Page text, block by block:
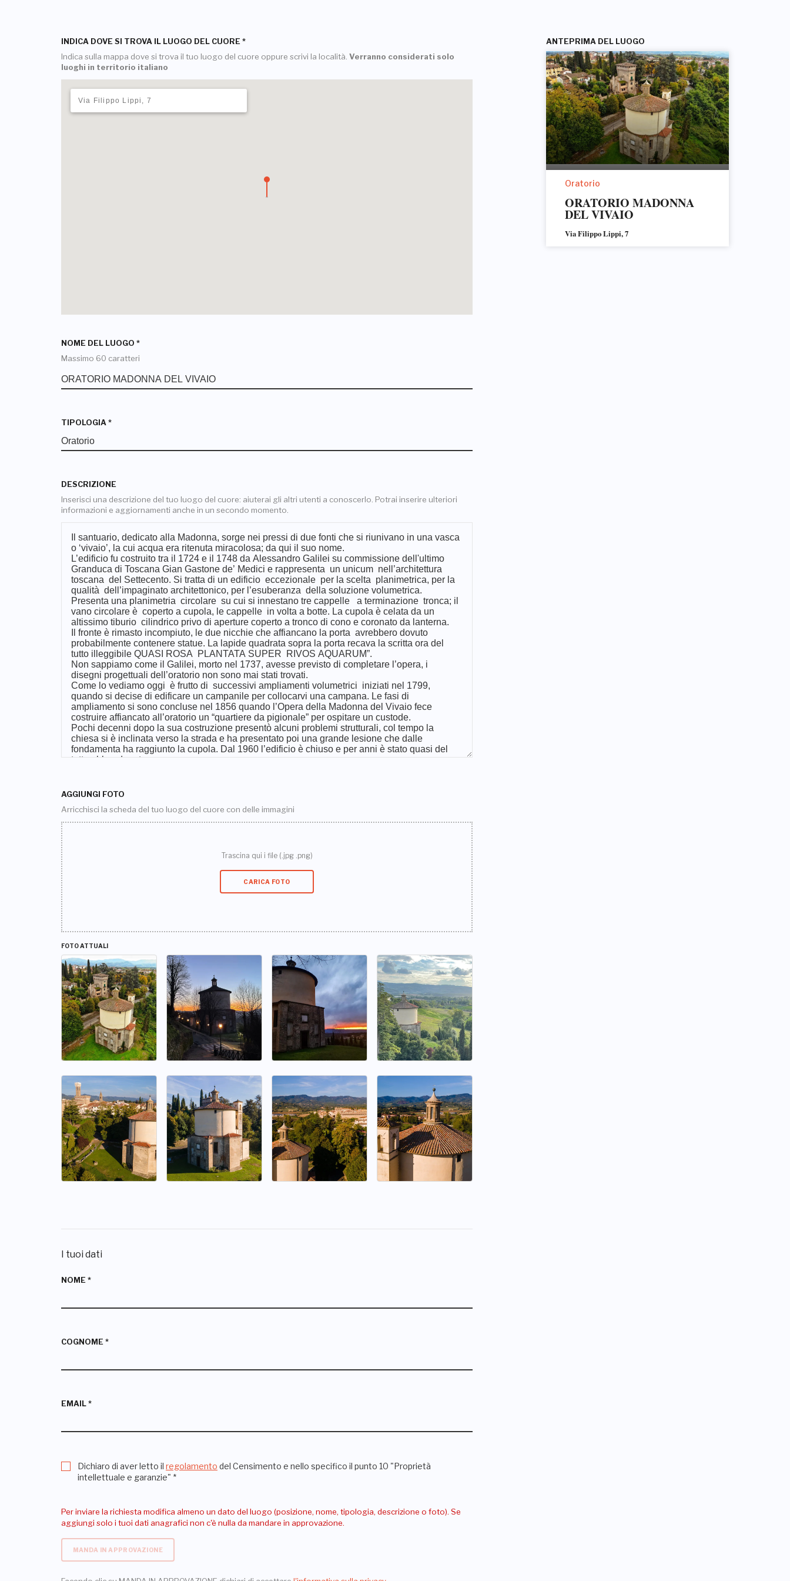
INDICA DOVE SI TROVA IL LUOGO DEL CUORE *
Indica sulla mappa dove si trova il tuo luogo del cuore oppure scrivi la località. Verranno considerati solo
luoghi in territorio italiano
NOME DEL LUOGO *
Massimo 60 caratteri
TIPOLOGIA *
DESCRIZIONE
Inserisci una descrizione del tuo luogo del cuore: aiuterai gli altri utenti a conoscerlo. Potrai inserire ulteriori
informazioni e aggiornamenti anche in un secondo momento.
AGGIUNGI FOTO
Arricchisci la scheda del tuo luogo del cuore con delle immagini
Trascina qui i file (.jpg .png)
CARICA FOTO
FOTO ATTUALI
I tuoi dati
NOME *
COGNOME *
EMAIL *
Dichiaro di aver letto il regolamento del Censimento e nello specifico il punto 10 "Proprietà
intellettuale e garanzie" *
Per inviare la richiesta modifica almeno un dato del luogo (posizione, nome, tipologia, descrizione o foto). Se
aggiungi solo i tuoi dati anagrafici non c'è nulla da mandare in approvazione.
MANDA IN APPROVAZIONE
ANTEPRIMA DEL LUOGO
Oratorio
ORATORIO MADONNA
DEL VIVAIO
Via Filippo Lippi, 7